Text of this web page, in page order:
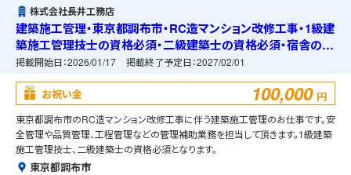
株式会社長井工務店
建築施工管理・東京都調布市・RC造マンション改修工事・1級建
築施工管理技士の資格必須・二級建築士の資格必須・宿舎の準
備可能
掲載開始日：2026/01/17 掲載終了予定日：2027/02/01
お祝い金 100,000 円
東京都調布市のRC造マンション改修工事に伴う建築施工管理のお仕事です。安
全管理や品質管理、工程管理などの管理補助業務を担当して頂きます。1級建築
施工管理技士、二級建築士の資格必須となります。
東京都調布市